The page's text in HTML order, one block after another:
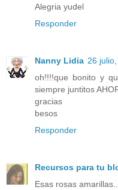
Alegria yudel
Responder
Nanny Lidia 26
oh!!!!que bonito y
siempre juntitos
gracias
besos
Responder
Recursos para tu
Esas rosas amarillas...